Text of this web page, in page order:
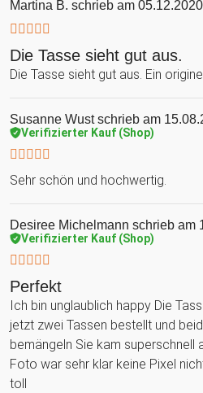
Martina B. schrieb am 05.12.2020
Die Tasse sieht gut aus.
Die Tasse sieht gut aus. Ein
Susanne Wustschrieb am
Verifizierter Kauf (Shop)
Sehr schön und hochwertig.
Desiree Michelmann schrieb am
Verifizierter Kauf (Shop)
Perfekt
Ich bin unglaublich happy Die
jetzt zwei Tassen bestellt und
bemängeln Sie kam superschnell
Foto war sehr klar keine Pixel
toll